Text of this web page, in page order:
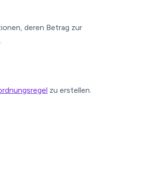
deren Betrag zur
zu erstellen.